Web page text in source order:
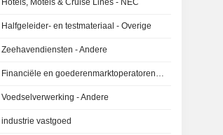
Hotels, Motels & Cruise Lines - NEC
Halfgeleider- en testmateriaal - Overige
Zeehavendiensten - Andere
Financiële en goederenmarktoperatoren - Andere
Voedselverwerking - Andere
industrie vastgoed